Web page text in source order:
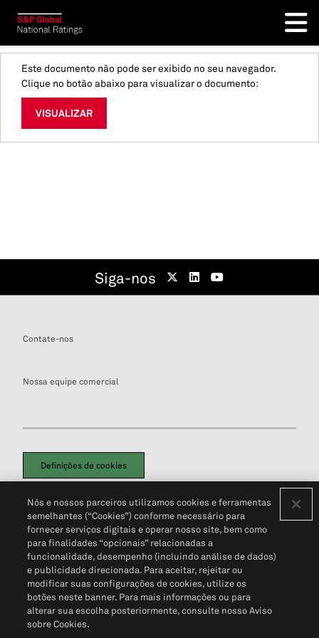
Este documento não pode ser exibido no seu navegador.
Clique no botão abaixo para visualizar o documento:
VISUALIZAR
Siga-nos
Contate-nos
Nossa equipe comercial
Definições de cookies
Política de PrivacidadePortal de privacidade do cliente (em inglês)
Não Venda Minhas Informações Pessoais© 2026 S&P Global
Nós e nossos parceiros utilizamos cookies e ferramentas
semelhantes (“Cookies”) conforme necessário para
fornecer serviços digitais e operar nosso site, bem como
para finalidades “opcionais” relacionadas a
funcionalidade, desempenho (incluindo análise de dados)
e publicidade direcionada. Para aceitar, rejeitar ou
modificar suas configurações de cookies, utilize os
botões neste banner. Para mais informações ou para
alterar sua escolha posteriormente, consulte nosso Aviso
sobre Cookies.